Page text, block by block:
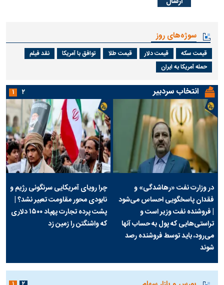
سوژه‌های روز
قیمت سکه قیمت دلار قیمت طلا توافق با آمریکا
نقد فیلم
حمله آمریکا به ایران
انتخاب سردبیر
در وزارت نفت «رهاشدگی» و
فقدان پاسخگویی احساس می‌شود
| فروشنده نفت وزیر است و
تراستی‌هایی که پول به حساب آنها
می‌رود، باید توسط فروشنده رصد
شوند
چرا رویای آمریکایی سرنگونی رژیم و
نابودی محور مقاومت تعبیر نشد؟ |
پشت پرده تجارت پهپاد‌ ۱۵۰۰ دلاری
که واشنگتن را زمین زد
۱ ۲